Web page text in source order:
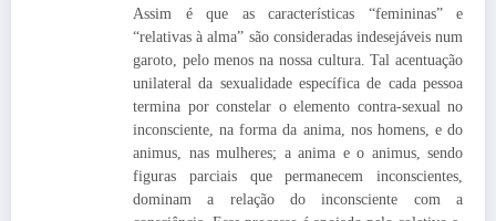
Assim é que as características “femininas” e
“relativas à alma” são consideradas indesejáveis num
garoto, pelo menos na nossa cultura. Tal acentuação
unilateral da sexualidade específica de cada pessoa
termina por constelar o elemento contra-sexual no
inconsciente, na forma da anima, nos homens, e do
animus, nas mulheres; a anima e o animus, sendo
figuras parciais que permanecem inconscientes,
dominam a relação do inconsciente com a